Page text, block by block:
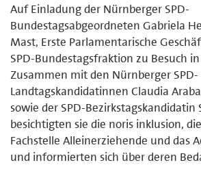
Auf Einladung der Nürnberger SPD-
Bundestagsabgeordneten Gabriela
Mast, Erste Parlamentarische
SPD-Bundestagsfraktion zu Besuch
Zusammen mit den Nürnberger SPD-
Landtagskandidatinnen Claudia
sowie der SPD-Bezirkstagskandidatin
besichtigten sie die noris inklusion,
Fachstelle Alleinerziehende und das
und informierten sich über deren